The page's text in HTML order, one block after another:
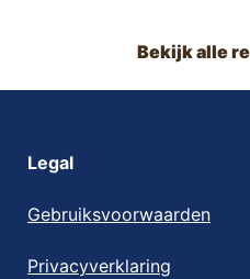
Bekijk alle
Legal
Gebruiksvoorwaarden
Privacyverklaring